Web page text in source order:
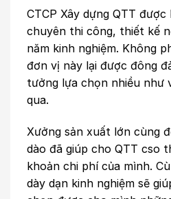
CTCP Xây dựng QTT
chuyên thi công, thiết kế
năm kinh nghiệm. Không
đơn vị này lại được đông
tưởng lựa chọn nhiều như
qua.
Xưởng sản xuất lớn cùng
dào đã giúp cho QTT cso
khoản chi phí của mình.
dày dạn kinh nghiệm sẽ